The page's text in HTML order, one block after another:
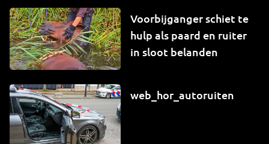
Voorbijganger schiet te
hulp als paard en ruiter
in sloot belanden
web_hor_autoruiten